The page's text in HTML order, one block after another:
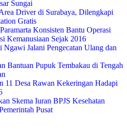
Sungai
Driver di Surabaya, Dilengkapi
Gratis
Konsisten Bantu Operasi
Kemanusiaan Sejak 2016
Ngawi Jalani Pengecatan Ulang dan
Bantuan Pupuk Tembakau di Tengah
11 Desa Rawan Kekeringan Hadapi
Skema Iuran BPJS Kesehatan
Pusat